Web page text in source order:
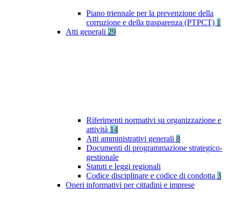
Piano triennale per la prevenzione della
corruzione e della trasparenza (PTPCT) 1
Atti generali 29
Riferimenti normativi su organizzazione e
attività 14
Atti amministrativi generali 8
Documenti di programmazione strategico-
gestionale
Statuti e leggi regionali
Codice disciplinare e codice di condotta 3
Oneri informativi per cittadini e imprese